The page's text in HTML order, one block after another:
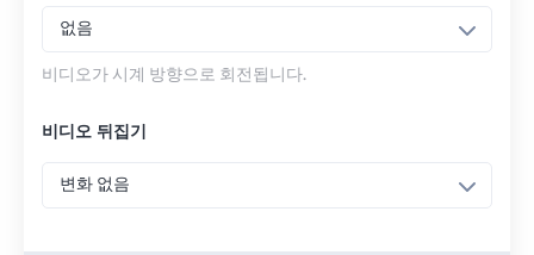
없음
비디오가 시계 방향으로 회전됩니다.
비디오 뒤집기
변화 없음